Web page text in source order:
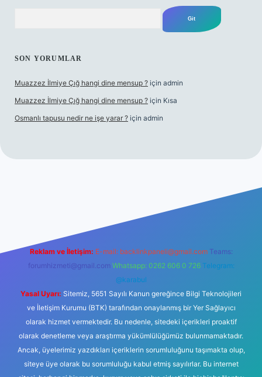
SON YORUMLAR
Muazzez İlmiye Çığ hangi dine mensup ? için admin
Muazzez İlmiye Çığ hangi dine mensup ? için Kısa
Osmanlı tapusu nedir ne işe yarar ? için admin
Reklam ve İletişim: E-mail: backlinkpaneli@gmail.com Teams:
forumhizmeti@gmail.com Whatsapp: 0262 606 0 726 Telegram:
@karabul
Yasal Uyarı: Sitemiz, 5651 Sayılı Kanun gereğince Bilgi Teknolojileri
ve İletişim Kurumu (BTK) tarafından onaylanmış bir Yer Sağlayıcı
olarak hizmet vermektedir. Bu nedenle, sitedeki içerikleri proaktif
olarak denetleme veya araştırma yükümlülüğümüz bulunmamaktadır.
Ancak, üyelerimiz yazdıkları içeriklerin sorumluluğunu taşımakta olup,
siteye üye olarak bu sorumluluğu kabul etmiş sayılırlar. Bu internet